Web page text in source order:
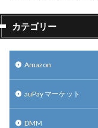
カテゴリー
Amazon
auPay マーケット
DMM